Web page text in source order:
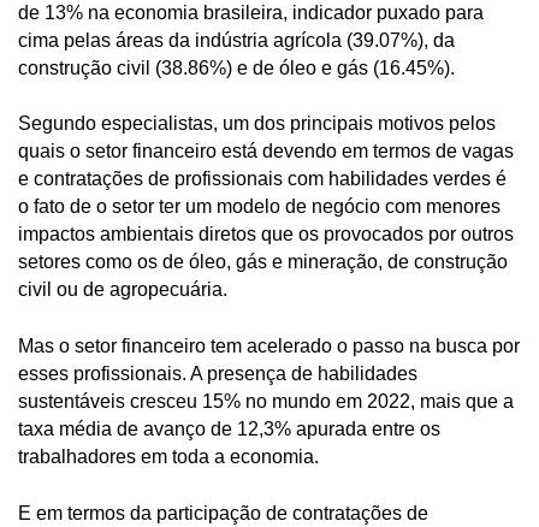
de 13% na economia brasileira, indicador puxado para
cima pelas áreas da indústria agrícola (39.07%), da
construção civil (38.86%) e de óleo e gás (16.45%).
Segundo especialistas, um dos principais motivos pelos
quais o setor financeiro está devendo em termos de vagas
e contratações de profissionais com habilidades verdes é
o fato de o setor ter um modelo de negócio com menores
impactos ambientais diretos que os provocados por outros
setores como os de óleo, gás e mineração, de construção
civil ou de agropecuária.
Mas o setor financeiro tem acelerado o passo na busca por
esses profissionais. A presença de habilidades
sustentáveis cresceu 15% no mundo em 2022, mais que a
taxa média de avanço de 12,3% apurada entre os
trabalhadores em toda a economia.
E em termos da participação de contratações de